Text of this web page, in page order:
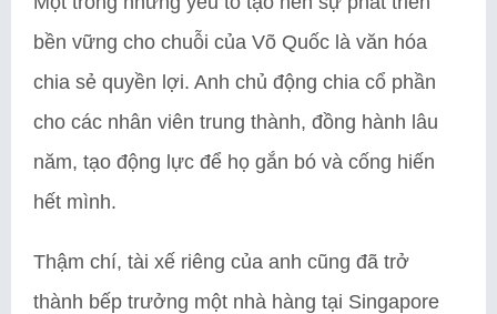
bền vững cho chuỗi của Võ Quốc là văn hóa
chia sẻ quyền lợi. Anh chủ động chia cổ phần
cho các nhân viên trung thành, đồng hành lâu
năm, tạo động lực để họ gắn bó và cống hiến
hết mình.
Thậm chí, tài xế riêng của anh cũng đã trở
thành bếp trưởng một nhà hàng tại Singapore